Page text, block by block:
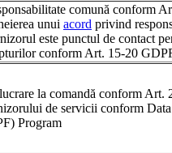
comună conform
unui acord privind
este punctul de contact
conform Art. 15-20
la comandă conform Art.
de servicii conform
Program